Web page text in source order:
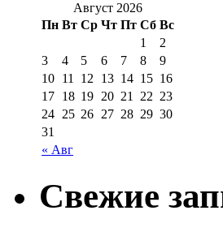
Август 2026
Пн Вт Ср Чт Пт Сб Вс
« Авг
1
2
3
4 5 6 7 8
9
10 11 12 13 14 15 16
17 18 19 20 21 22 23
24 25 26 27 28 29 30
31
Свежие